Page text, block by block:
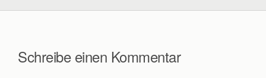
Schreibe einen Kommentar